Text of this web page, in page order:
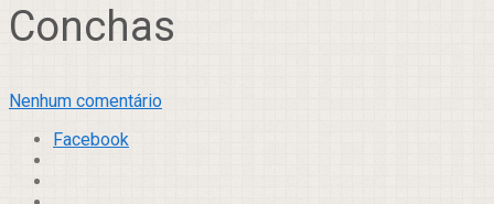
Conchas
Nenhum comentário
Facebook